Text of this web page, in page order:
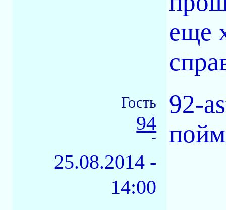
еще
Гость
94
-
25.08.2014 -
14:00
92-